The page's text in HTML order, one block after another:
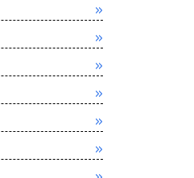
»
»
»
»
»
»